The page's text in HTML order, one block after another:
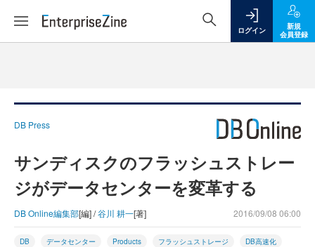
ログイン
新規
会員登録
DB Press
サンディスクのフラッシュストレー
ジがデータセンターを変革する
DB Online編集部[編] /谷川 耕一[著] 2016/09/08 06:00
DB データセンター Products フラッシュストレージ DB高速化